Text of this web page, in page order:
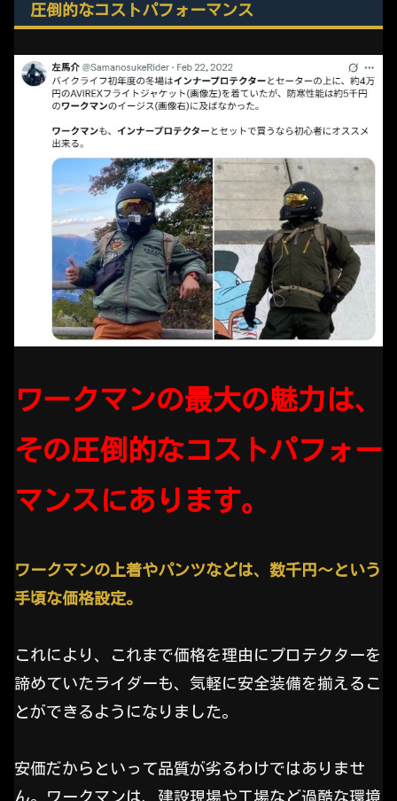
圧倒的なコストパフォーマンス
ワークマンの最大の魅力は、
その圧倒的なコストパフォー
マンスにあります。
ワークマンの上着やパンツなどは、数千円～という
手頃な価格設定。
これにより、これまで価格を理由にプロテクターを
諦めていたライダーも、気軽に安全装備を揃えるこ
とができるようになりました。
安価だからといって品質が劣るわけではありませ
ん。ワークマンは、建設現場や工場など過酷な環境